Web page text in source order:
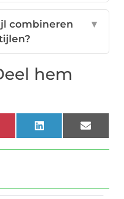
combineren
▼
hem
LinkedInEmail